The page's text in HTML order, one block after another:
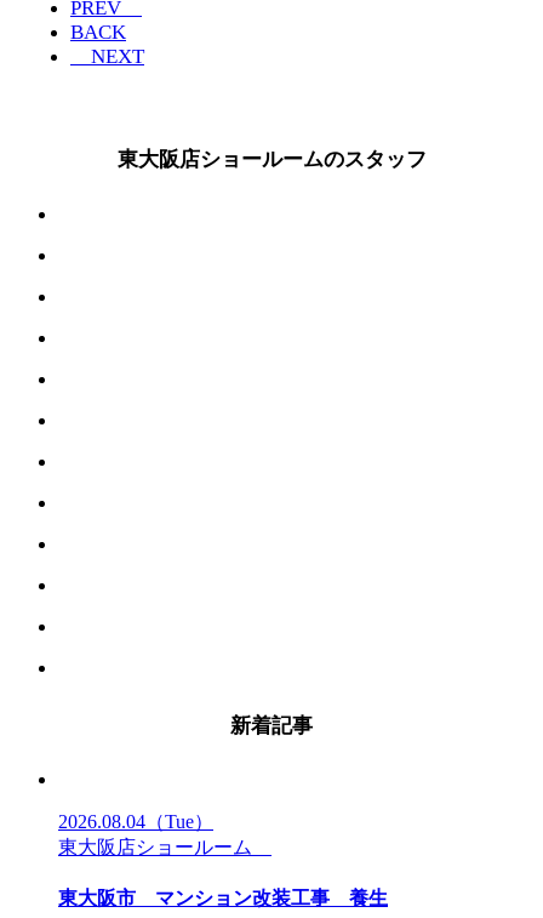
PREV
BACK
NEXT
東大阪店ショールームのスタッフ
新着記事
2026.08.04 （Tue）
東大阪店ショールーム
東大阪市 マンション改装工事 養生